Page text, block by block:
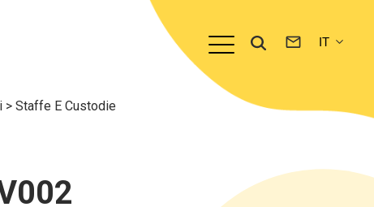
>Staffe E Custodie